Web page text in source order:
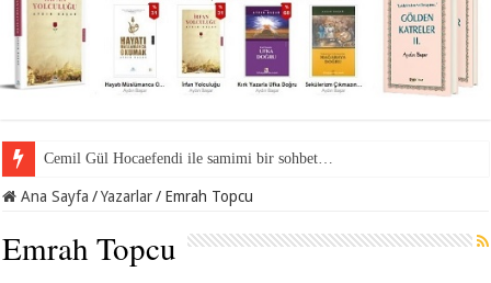
Cemil Gül Hocaefendi ile samimi bir sohbet…
Ana Sayfa / Yazarlar / Emrah Topcu
Emrah Topcu